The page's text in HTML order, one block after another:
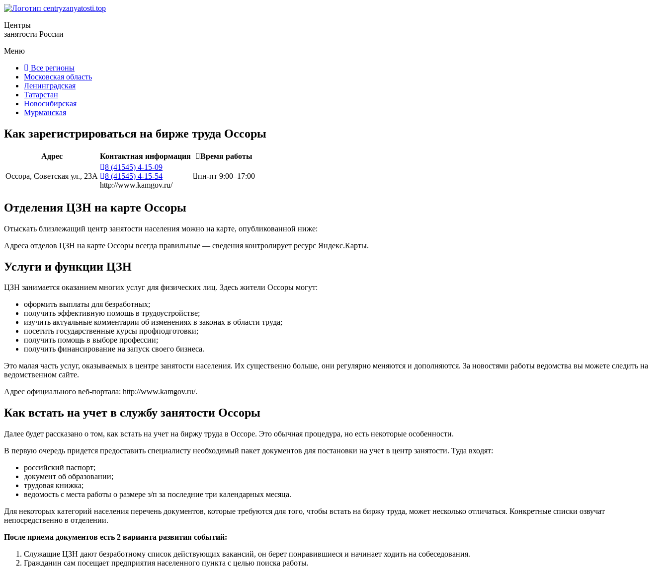
Центры
занятости России
Меню
Все регионы
Московская область
Ленинградская
Татарстан
Новосибирская
Мурманская
Как зарегистрироваться на бирже труда Оссоры
Адрес Контактная информация Время работы
Оссора, Советская ул., 23А
8 (41545) 4-15-09
8 (41545) 4-15-54
http://www.kamgov.ru/
пн-пт 9:00–17:00
Отделения ЦЗН на карте Оссоры
Отыскать близлежащий центр занятости населения можно на карте, опубликованной ниже:
Адреса отделов ЦЗН на карте Оссоры всегда правильные — сведения контролирует ресурс Яндекс.Карты.
Услуги и функции ЦЗН
ЦЗН занимается оказанием многих услуг для физических лиц. Здесь жители Оссоры могут:
оформить выплаты для безработных;
получить эффективную помощь в трудоустройстве;
изучить актуальные комментарии об изменениях в законах в области труда;
посетить государственные курсы профподготовки;
получить помощь в выборе профессии;
получить финансирование на запуск своего бизнеса.
Это малая часть услуг, оказываемых в центре занятости населения. Их существенно больше, они регулярно меняются и дополняются. За новостями работы ведомства вы можете следить на
ведомственном сайте.
Адрес официального веб-портала: http://www.kamgov.ru/.
Как встать на учет в службу занятости Оссоры
Далее будет рассказано о том, как встать на учет на биржу труда в Оссоре. Это обычная процедура, но есть некоторые особенности.
В первую очередь придется предоставить специалисту необходимый пакет документов для постановки на учет в центр занятости. Туда входят:
российский паспорт;
документ об образовании;
трудовая книжка;
ведомость с места работы о размере з/п за последние три календарных месяца.
Для некоторых категорий населения перечень документов, которые требуются для того, чтобы встать на биржу труда, может несколько отличаться. Конкретные списки озвучат
непосредственно в отделении.
После приема документов есть 2 варианта развития событий:
Служащие ЦЗН дают безработному список действующих вакансий, он берет понравившиеся и начинает ходить на собеседования.
Гражданин сам посещает предприятия населенного пункта с целью поиска работы.